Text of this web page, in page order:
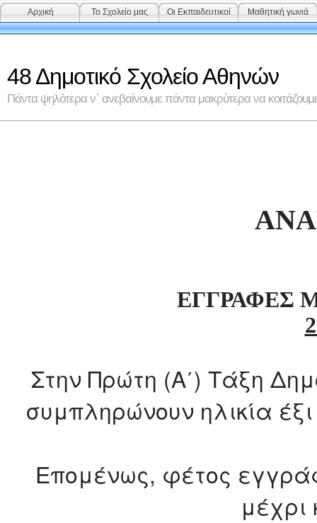
Αρχική Το Σχολείο μας Οι Εκπαιδευτικοί Μαθητική γωνιά
48 Δημοτικό Σχολείο Αθηνών
Πάντα ψηλότερα ν᾽ ανεβαίνουμε πάντα μακρύτερα να
ΕΓΓΡΑΦΕΣ
Στην Πρώτη (Α΄) Τάξη
συμπληρώνουν ηλικία
Επομένως, φέτος
μέχρι